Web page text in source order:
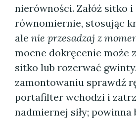
nierówności. Załóż sitko
równomiernie, stosując
ale nie przesadzaj z
mocne dokręcenie może
sitko lub rozerwać
zamontowaniu sprawdź
portafilter wchodzi i
nadmiernej siły; powinna